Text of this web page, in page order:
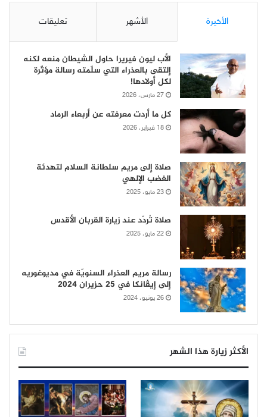
الأخيرة الأشهر تعليقات
الأب ليون فيريرا حاول الشيطان منعه لكنه
إلتقى بالعذراء التي سلّمته رسالة مؤثّرة
لكل أولادها!
27 مارس، 2026
كل ما أردت معرفته عن أربعاء الرماد
18 فبراير، 2026
صلاة إلى مريم سلطانة السلام لتهدئة
الغضب الإلهي
23 مايو، 2025
صلاة تُردّد عند زيارة القربان الأقدس
22 مايو، 2025
رسالة مريم العذراء السنويّة في مديوغوريه
إلى إيڤانكا في 25 حزيران 2024
26 يونيو، 2024
الأكثر زيارة هذا الشهر